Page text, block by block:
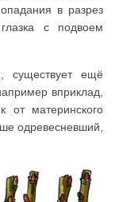
в разрез
с подвоем
существует ещё
вприклад,
от материнского
одревесневший,